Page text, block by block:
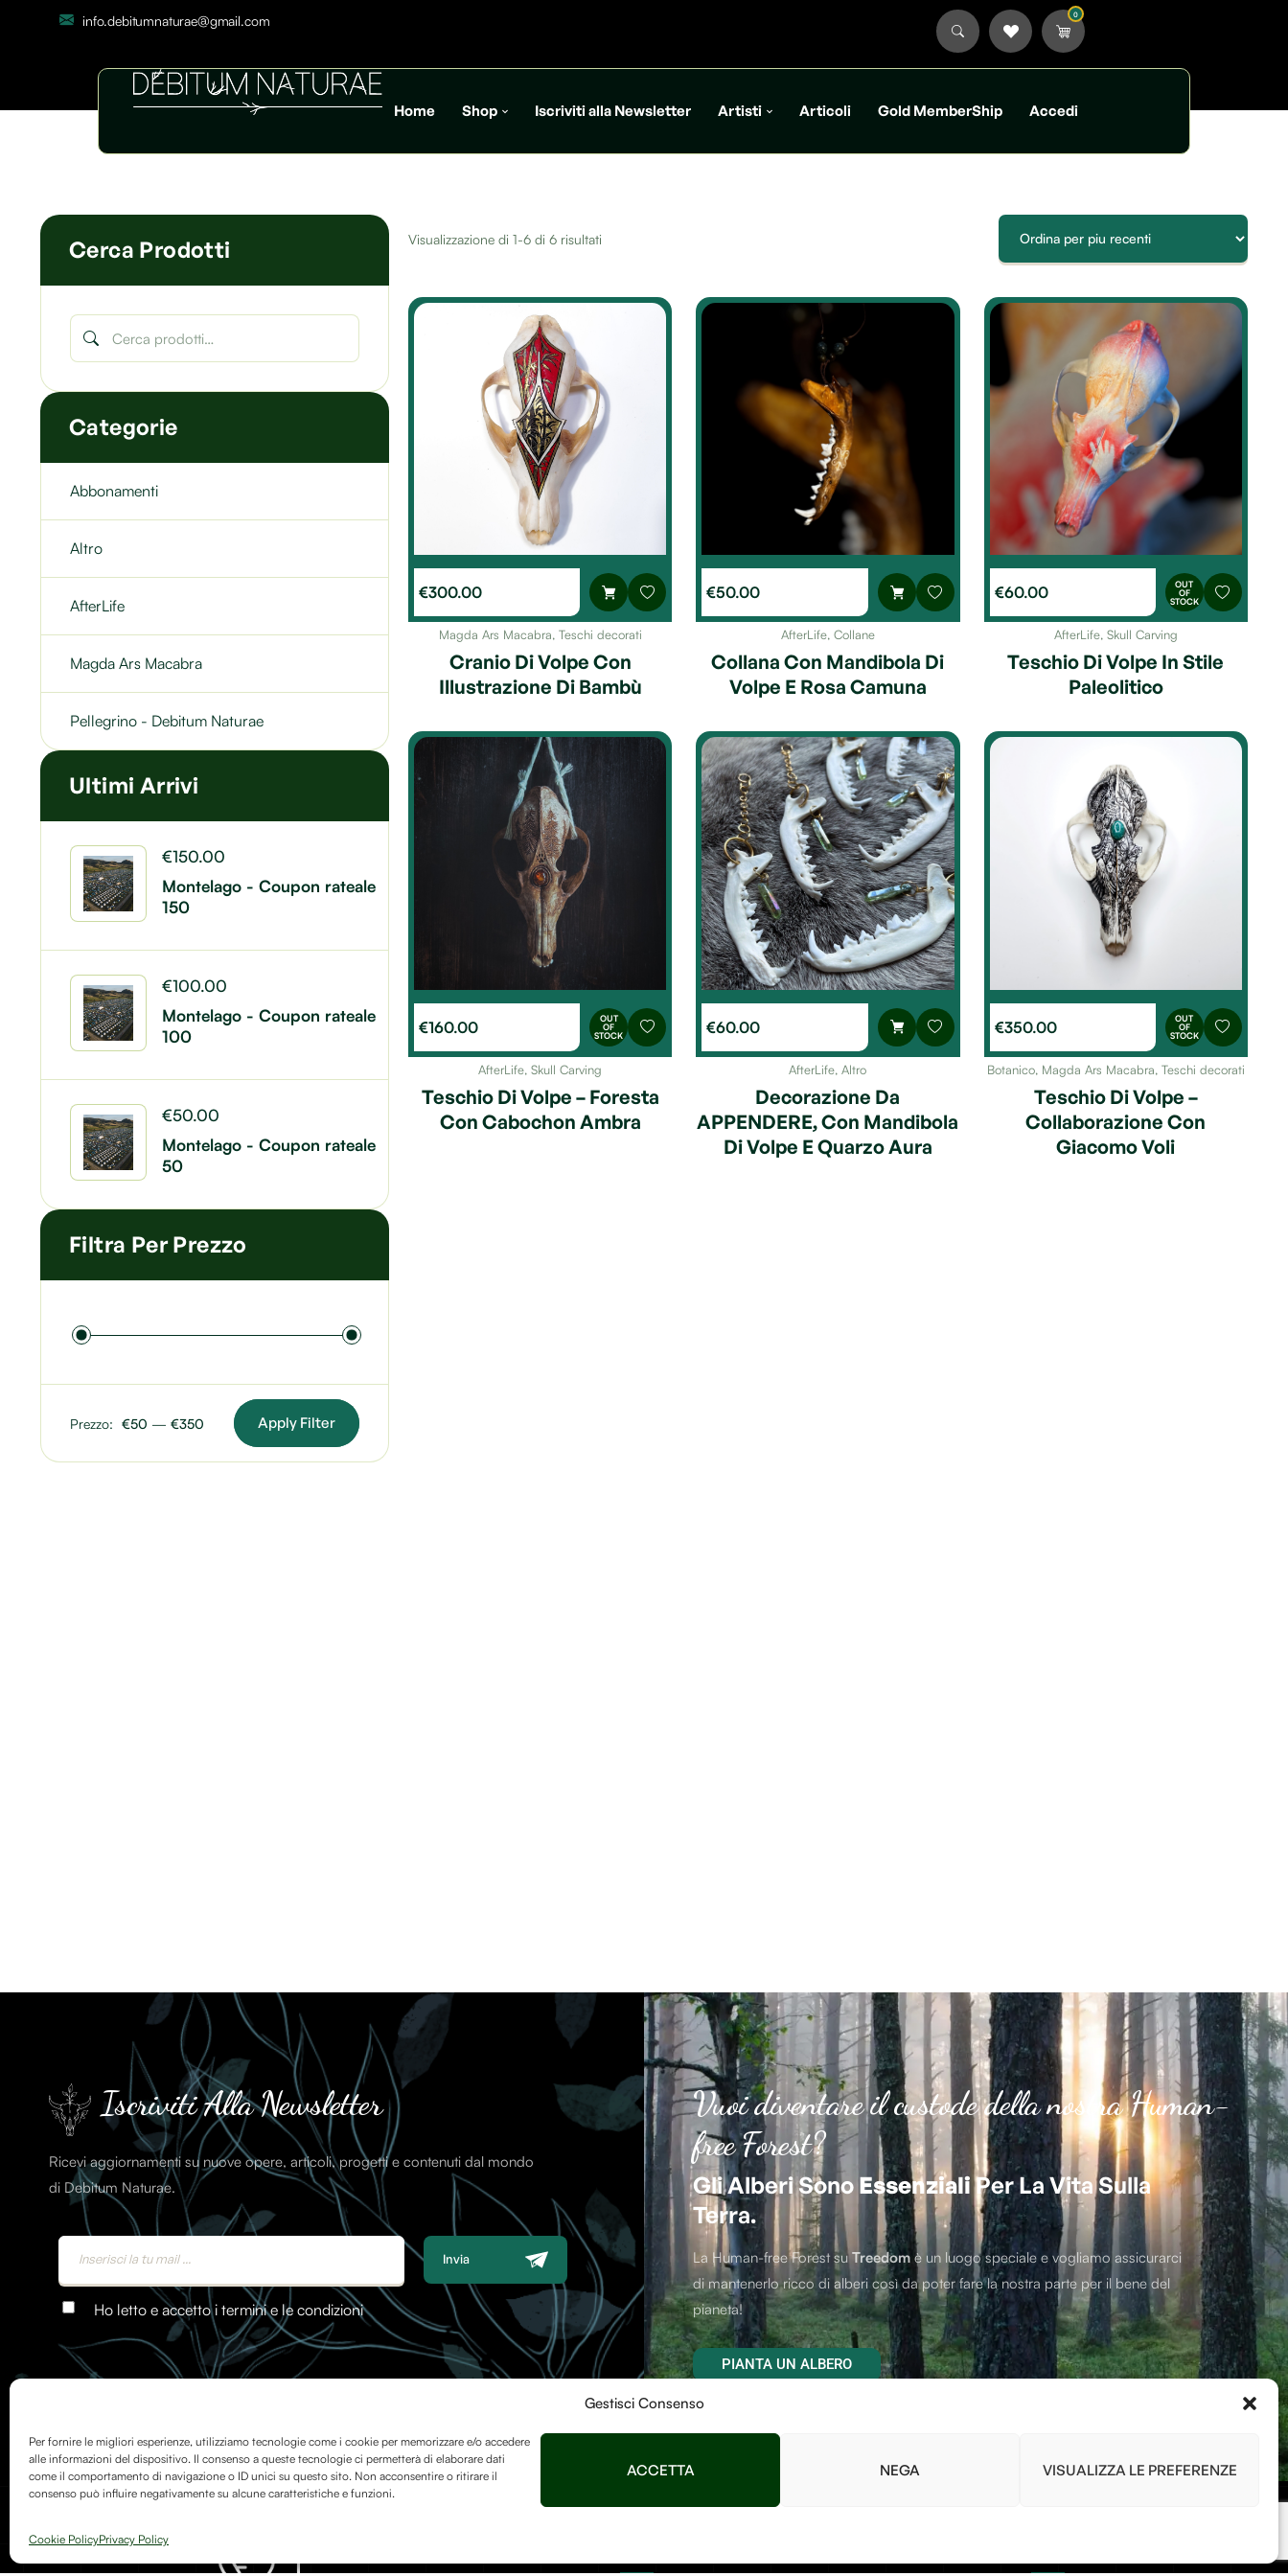
Gestisci Consenso
Per fornire le migliori esperienze, utilizziamo tecnologie come i cookie per memorizzare e/o accedere
alle informazioni del dispositivo. Il consenso a queste tecnologie ci permetterà di elaborare dati
come il comportamento di navigazione o ID unici su questo sito. Non acconsentire o ritirare il
consenso può influire negativamente su alcune caratteristiche e funzioni.
ACCETTA NEGA VISUALIZZA LE PREFERENZE
Cookie PolicyPrivacy Policy
info.debitumnaturae@gmail.com 0
Home Shop Iscriviti alla Newsletter Artisti Articoli Gold MemberShip Accedi
Cerca Prodotti
Categorie
Abbonamenti
Altro
AfterLife
Magda Ars Macabra
Pellegrino - Debitum Naturae
Ultimi Arrivi
Montelago - Coupon rateale
150
€150.00
Montelago - Coupon rateale
100
€100.00
Montelago - Coupon rateale
50
€50.00
Filtra Per Prezzo
Apply Filter
Prezzo: €50 — €350
Visualizzazione di 1-6 di 6 risultati
€300.00
Magda Ars Macabra, Teschi decorati
Cranio Di Volpe Con
Illustrazione Di Bambù
€50.00
AfterLife, Collane
Collana Con Mandibola Di
Volpe E Rosa Camuna
€60.00
OUT
OF
STOCK
AfterLife, Skull Carving
Teschio Di Volpe In Stile
Paleolitico
€160.00
OUT
OF
STOCK
AfterLife,Skull Carving
Teschio Di Volpe – Foresta
Con Cabochon Ambra
€60.00
AfterLife,Altro
Decorazione Da
APPENDERE, Con Mandibola
Di Volpe E Quarzo Aura
€350.00
OUT
OF
STOCK
Botanico, Magda Ars Macabra, Teschi decorati
Teschio Di Volpe –
Collaborazione Con
Giacomo Voli
Iscriviti Alla Newsletter
Ricevi aggiornamenti su nuove opere, articoli, progetti e contenuti dal mondo
di Debitum Naturae.
Invia
Ho letto e accetto i termini e le condizioni
Vuoi diventare il custode della nostra Human-
free Forest?
Gli Alberi Sono EssenzialiPer La Vita Sulla
Terra.
La Human-free Forest suTreedom è un luogo speciale e vogliamo assicurarci
di mantenerlo ricco di alberi così da poter fare la nostra parte per il bene del
pianeta!
PIANTA UN ALBERO